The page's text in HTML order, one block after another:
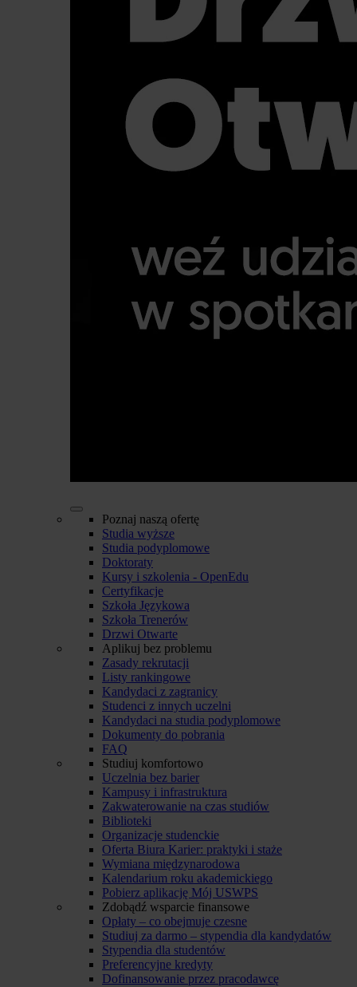
Poznaj naszą ofertę
Studia wyższe
Studia podyplomowe
Doktoraty
Kursy i szkolenia - OpenEdu
Certyfikacje
Szkoła Językowa
Szkoła Trenerów
Drzwi Otwarte
Aplikuj bez problemu
Zasady rekrutacji
Listy rankingowe
Kandydaci z zagranicy
Studenci z innych uczelni
Kandydaci na studia podyplomowe
Dokumenty do pobrania
FAQ
Studiuj komfortowo
Uczelnia bez barier
Kampusy i infrastruktura
Zakwaterowanie na czas studiów
Biblioteki
Organizacje studenckie
Oferta Biura Karier: praktyki i staże
Wymiana międzynarodowa
Kalendarium roku akademickiego
Pobierz aplikację Mój USWPS
Zdobądź wsparcie finansowe
Opłaty – co obejmuje czesne
Studiuj za darmo – stypendia dla kandydatów
Stypendia dla studentów
Preferencyjne kredyty
Dofinansowanie przez pracodawcę